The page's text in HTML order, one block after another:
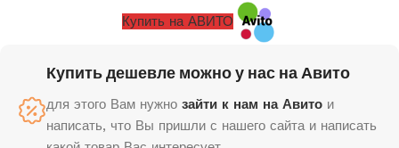
Купить на АВИТО
Купить дешевле можно у нас на Авито
для этого Вам нужно зайти к нам на Авито и
написать, что Вы пришли с нашего сайта и написать